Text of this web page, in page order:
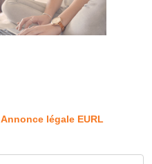
Annonce légale EURL